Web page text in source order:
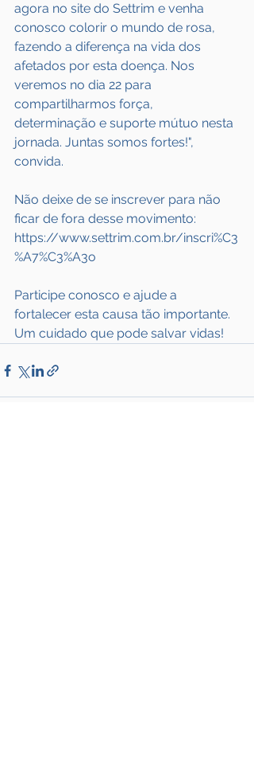
agora no site do Settrim e venha
conosco colorir o mundo de rosa,
fazendo a diferença na vida dos
afetados por esta doença. Nos
veremos no dia 22 para
compartilharmos força,
determinação e suporte mútuo nesta
jornada. Juntas somos fortes!",
convida.
Não deixe de se inscrever para não
ficar de fora desse movimento:
https://www.settrim.com.br/inscri%C3
%A7%C3%A3o
Participe conosco e ajude a
fortalecer esta causa tão importante.
Um cuidado que pode salvar vidas!